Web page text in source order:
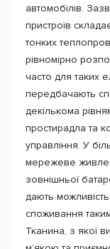
автомобілів.
пристроїв
тонких
рівномірно
часто для таких
передбачають
декількома
простирадла та
управління. У
мережеве
зовнішньої
дають
споживання
Тканина, з якої